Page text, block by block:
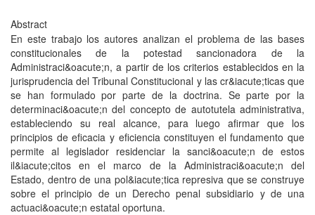
Abstract
En este trabajo los autores analizan el problema de las bases
constitucionales de la potestad sancionadora de la
Administraci&oacute;n, a partir de los criterios establecidos en la
jurisprudencia del Tribunal Constitucional y las cr&iacute;ticas que
se han formulado por parte de la doctrina. Se parte por la
determinaci&oacute;n del concepto de autotutela administrativa,
estableciendo su real alcance, para luego afirmar que los
principios de eficacia y eficiencia constituyen el fundamento que
permite al legislador residenciar la sanci&oacute;n de estos
il&iacute;citos en el marco de la Administraci&oacute;n del
Estado, dentro de una pol&iacute;tica represiva que se construye
sobre el principio de un Derecho penal subsidiario y de una
actuaci&oacute;n estatal oportuna.